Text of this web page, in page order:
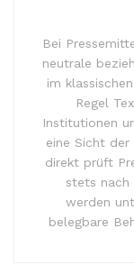
Bei
neutrale
im
Regel
Institutionen
eine Sicht der
direkt prüft
stets nach
werden
belegbare